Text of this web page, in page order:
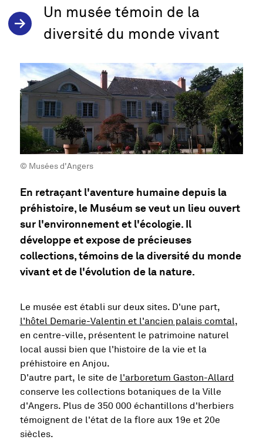
Un musée témoin de la
diversité du monde vivant
© Musées d'Angers
En retraçant l'aventure humaine depuis la
préhistoire, le Muséum se veut un lieu ouvert
sur l'environnement et l'écologie. Il
développe et expose de précieuses
collections, témoins de la diversité du monde
vivant et de l'évolution de la nature.
Le musée est établi sur deux sites. D'une part,
l'hôtel Demarie-Valentin et l'ancien palais comtal,
en centre-ville, présentent le patrimoine naturel
local aussi bien que l'histoire de la vie et la
préhistoire en Anjou.
D'autre part, le site de l'arboretum Gaston-Allard
conserve les collections botaniques de la Ville
d'Angers. Plus de 350 000 échantillons d'herbiers
témoignent de l'état de la flore aux 19e et 20e
siècles.